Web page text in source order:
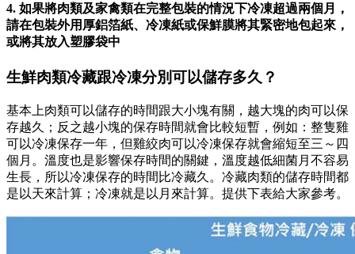
4. 如果將肉類及家禽類在完整包裝的情況下冷凍超過兩個月，
請在包裝外用厚鋁箔紙、冷凍紙或保鮮膜將其緊密地包起來，
或將其放入塑膠袋中
生鮮肉類冷藏跟冷凍分別可以儲存多久？
基本上肉類可以儲存的時間跟大小塊有關，越大塊的肉可以保
存越久；反之越小塊的保存時間就會比較短暫，例如：整隻雞
可以冷凍保存一年，但雞絞肉可以冷凍保存就會縮短至三～四
個月。溫度也是影響保存時間的關鍵，溫度越低細菌月不容易
生長，所以冷凍保存的時間比冷藏久。冷藏肉類的儲存時間都
是以天來計算；冷凍就是以月來計算。提供下表給大家參考。